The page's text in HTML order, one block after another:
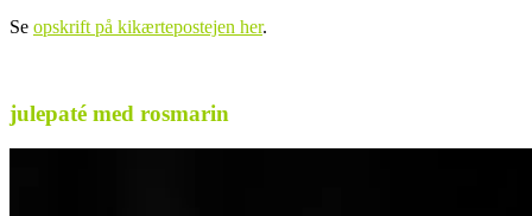
Se opskrift på kikærtepostejen her.
julepaté med rosmarin